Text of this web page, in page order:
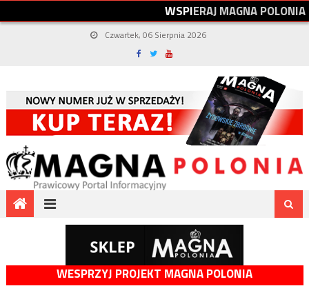
WSPIERAJMAGNAPOLONIA
Czwartek, 06 Sierpnia 2026
WESPRZYJ PROJEKT MAGNA POLONIA